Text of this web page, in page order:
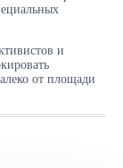
и
от площади